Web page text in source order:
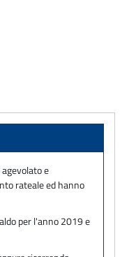
e
rateale ed hanno
per l'anno 2019 e